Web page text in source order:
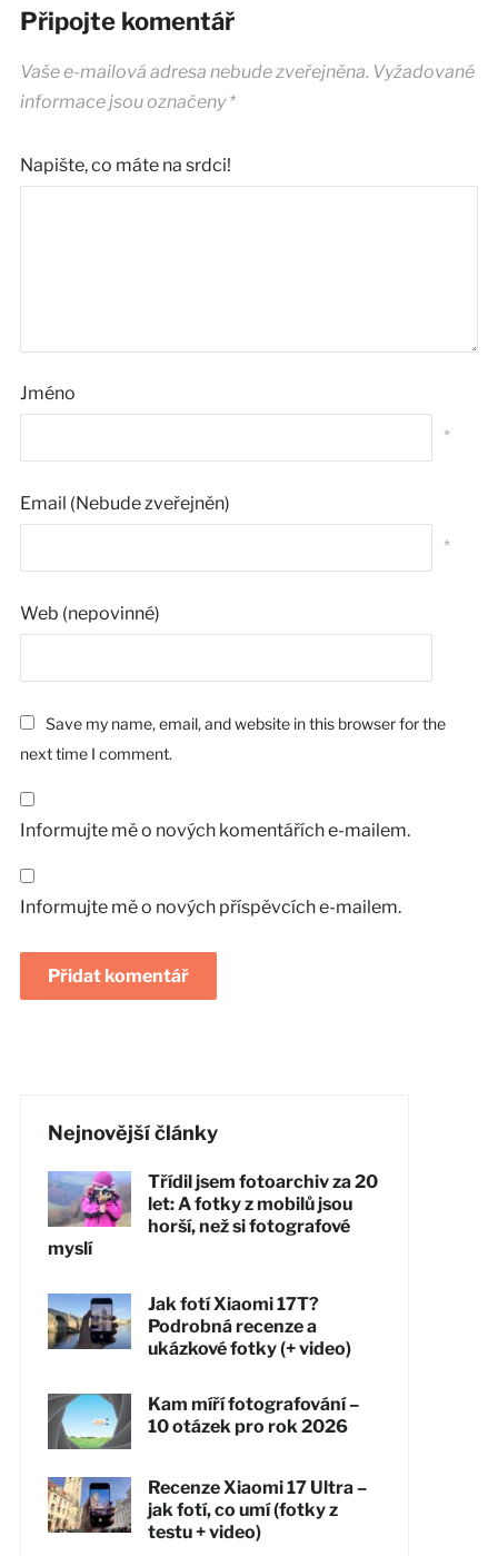
Připojte komentář
Vaše e-mailová adresa nebude zveřejněna. Vyžadované
informace jsou označeny*
Napište, co máte na srdci!
Jméno
*
Email (Nebude zveřejněn)
*
Web (nepovinné)
Save my name, email, and website in this browser for the
next time I comment.
Informujte mě o nových komentářích e-mailem.
Informujte mě o nových příspěvcích e-mailem.
Nejnovější články
Třídil jsem fotoarchiv za 20
let: A fotky z mobilů jsou
horší, než si fotografové
myslí
Jak fotí Xiaomi 17T?
Podrobná recenze a
ukázkové fotky (+ video)
Kam míří fotografování –
10 otázek pro rok 2026
Recenze Xiaomi 17 Ultra –
jak fotí, co umí (fotky z
testu + video)